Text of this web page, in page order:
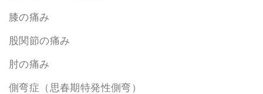
膝の痛み
股関節の痛み
肘の痛み
側弯症（思春期特発性側弯）